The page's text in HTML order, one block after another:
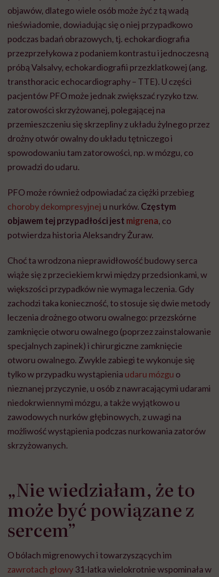
objawów, dlatego wiele osób może żyć z tą wadą
nieświadomie, dowiadując się o niej przypadkowo
podczas badań obrazowych, tj. echokardiografia
przezprzełykowa z podaniem kontrastu i jednoczesną
próbą Valsalvy, echokardiografii przezklatkowej (ang.
transthoracic echocardiography – TTE). U części
pacjentów PFO może jednak zwiększać ryzyko tzw.
zatorowości skrzyżowanej, polegającej na
przemieszczeniu się skrzepliny z układu żylnego przez
drożny otwór owalny do układu tętniczego i
spowodowaniu tam zatorowości, np. w mózgu, co
prowadzi do udaru.
PFO może również odpowiadać za ciężki przebieg
choroby dekompresyjnej u nurków. Częstym
objawem tej przypadłości jest migrena, co
potwierdza historia Aleksandry Żuraw.
Choć ta wrodzona nieprawidłowość budowy serca
wiąże się z przeciekiem krwi między przedsionkami, w
większości przypadków nie wymaga leczenia. Gdy
zachodzi taka konieczność, to stosuje się dwie metody
leczenia drożnego otworu owalnego: przezskórne
zamknięcie otworu owalnego (poprzez zainstalowanie
specjalnych zapinek) i chirurgiczne zamknięcie
otworu owalnego. Zwykle zabiegi te wykonuje się
tylko w przypadku wystąpienia udaru mózgu o
nieznanej przyczynie, u osób z nawracającymi udarami
niedokrwiennymi mózgu, a także wyjątkowo u
zawodowych nurków głębinowych, z uwagi na
możliwość wystąpienia podczas nurkowania zatorów
skrzyżowanych.
„Nie wiedziałam, że to
może być powiązane z
sercem”
O bólach migrenowych i towarzyszących im
zawrotach głowy31-latka wielokrotnie wspominała w